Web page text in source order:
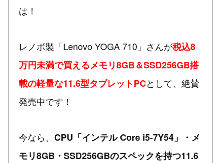
は！
レノボ製「Lenovo YOGA 710」さんが税込8
万円未満で買えるメモリ8GB＆SSD256GB搭
載の軽量な11.6型タブレットPCとして、絶賛
発売中です！
今なら、 CPU「インテル Core i5-7Y54」・メ
モリ8GB・SSD256GBのスペックを持つ11.6